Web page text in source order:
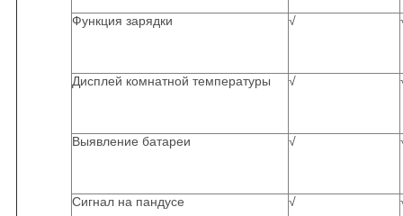
Функция зарядки √
Дисплей комнатной температуры √
Выявление батареи √
Сигнал на пандусе √